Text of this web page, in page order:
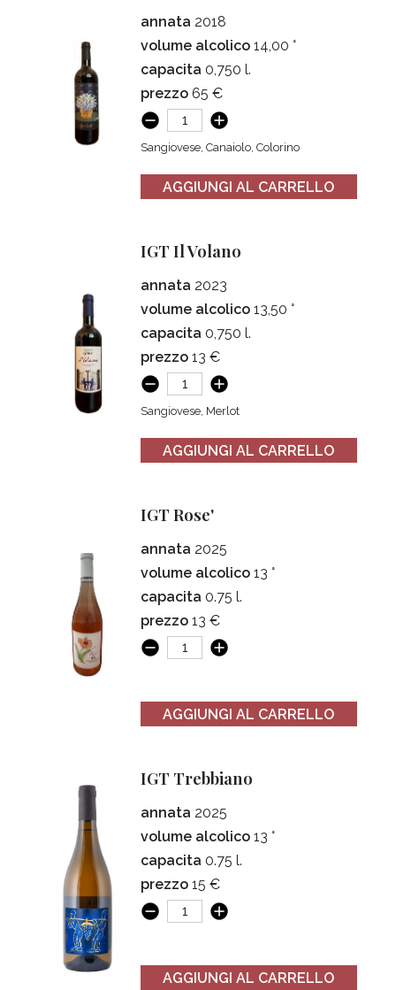
annata 2018
volume alcolico14,00 °
capacita 0,750 l.
prezzo65 €
Sangiovese, Canaiolo, Colorino
AGGIUNGI AL CARRELLO
IGT Il Volano
annata 2023
volume alcolico13,50 °
capacita 0,750 l.
prezzo13 €
Sangiovese, Merlot
AGGIUNGI AL CARRELLO
IGT Rose'
annata 2025
volume alcolico13 °
capacita 0.75 l.
prezzo13 €
AGGIUNGI AL CARRELLO
IGT Trebbiano
annata 2025
volume alcolico13 °
capacita 0.75 l.
prezzo15 €
AGGIUNGI AL CARRELLO